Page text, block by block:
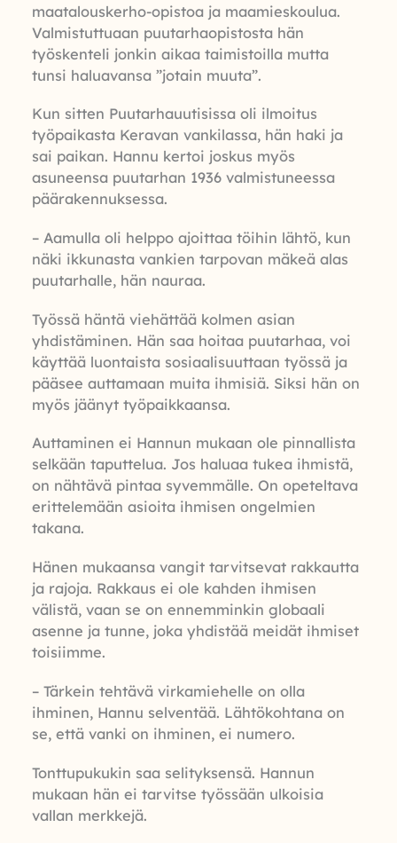
maatalouskerho-opistoa ja maamieskoulua.
Valmistuttuaan puutarhaopistosta hän
työskenteli jonkin aikaa taimistoilla mutta
tunsi haluavansa ”jotain muuta”.
Kun sitten Puutarhauutisissa oli ilmoitus
työpaikasta Keravan vankilassa, hän haki ja
sai paikan. Hannu kertoi joskus myös
asuneensa puutarhan 1936 valmistuneessa
päärakennuksessa.
– Aamulla oli helppo ajoittaa töihin lähtö, kun
näki ikkunasta vankien tarpovan mäkeä alas
puutarhalle, hän nauraa.
Työssä häntä viehättää kolmen asian
yhdistäminen. Hän saa hoitaa puutarhaa, voi
käyttää luontaista sosiaalisuuttaan työssä ja
pääsee auttamaan muita ihmisiä. Siksi hän on
myös jäänyt työpaikkaansa.
Auttaminen ei Hannun mukaan ole pinnallista
selkään taputtelua. Jos haluaa tukea ihmistä,
on nähtävä pintaa syvemmälle. On opeteltava
erittelemään asioita ihmisen ongelmien
takana.
Hänen mukaansa vangit tarvitsevat rakkautta
ja rajoja. Rakkaus ei ole kahden ihmisen
välistä, vaan se on ennemminkin globaali
asenne ja tunne, joka yhdistää meidät ihmiset
toisiimme.
– Tärkein tehtävä virkamiehelle on olla
ihminen, Hannu selventää. Lähtökohtana on
se, että vanki on ihminen, ei numero.
Tonttupukukin saa selityksensä. Hannun
mukaan hän ei tarvitse työssään ulkoisia
vallan merkkejä.